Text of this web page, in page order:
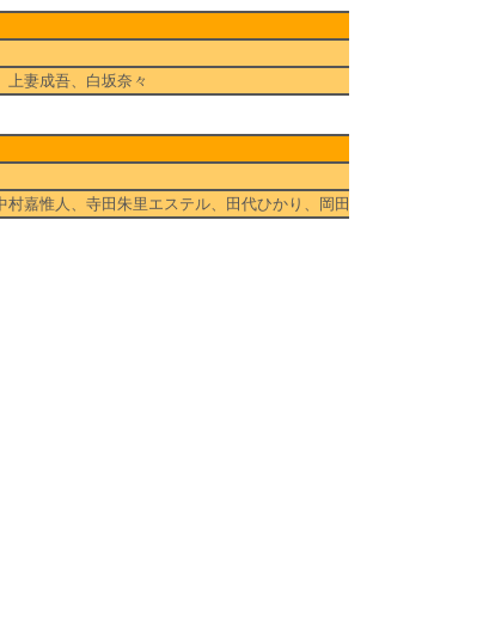
上妻成吾、白坂奈々
嘉惟人、寺田朱里エステル、田代ひかり、岡田結実